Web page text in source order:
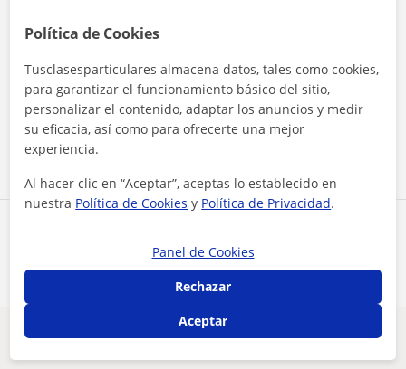
Al hacer clic, aceptas nuestroaviso legaly deprivacidad
Contactar ahora
Política de Cookies
Tusclasesparticulares almacena datos, tales como cookies,
para garantizar el funcionamiento básico del sitio,
personalizar el contenido, adaptar los anuncios y medir
su eficacia, así como para ofrecerte una mejor
experiencia.
Al hacer clic en “Aceptar”, aceptas lo establecido en
nuestra Política de Cookies y Política de Privacidad.
Panel de Cookies
Rechazar
Aceptar